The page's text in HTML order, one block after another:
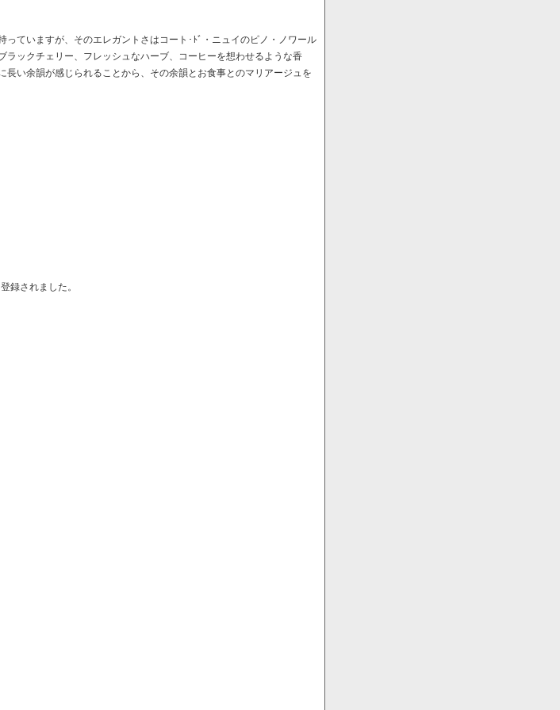
っていますが、そのエレガントさはコート･ﾄﾞ・ニュイのピノ・ノワール
ラックチェリー、フレッシュなハーブ、コーヒーを想わせるような香
長い余韻が感じられることから、その余韻とお食事とのマリアージュを
録されました。